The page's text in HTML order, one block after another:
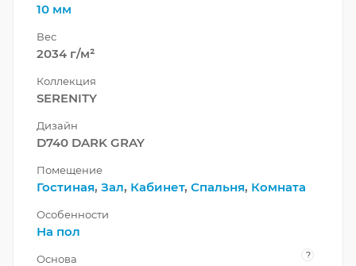
10 мм
Вес
2034 г/м²
Коллекция
SERENITY
Дизайн
D740 DARK GRAY
Помещение
Гостиная, Зал, Кабинет, Спальня, Комната
Особенности
На пол
Основа ?